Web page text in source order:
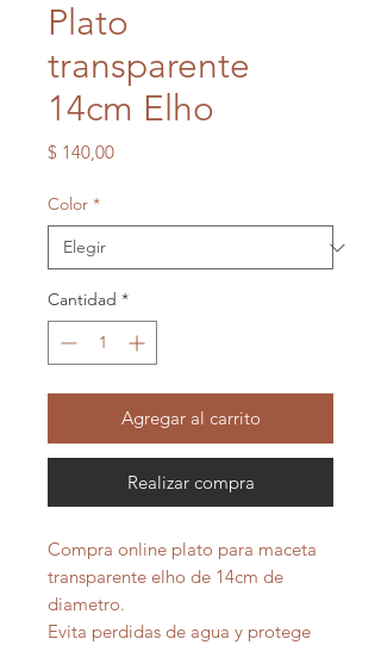
Plato
transparente
14cm Elho
$ 140,00Precio
Color *
Cantidad *
Agregar al carrito
Realizar compra
Compra online plato para maceta
transparente elho de 14cm de
diametro.
Evita perdidas de agua y protege